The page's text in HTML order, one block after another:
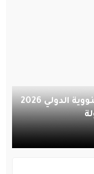
المملكة تستضيف أولمبياد العلوم النووية الدولي 2026